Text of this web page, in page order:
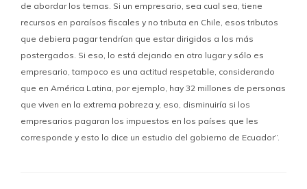
de abordar los temas. Si un empresario, sea cual sea, tiene
recursos en paraísos fiscales y no tributa en Chile, esos tributos
que debiera pagar tendrían que estar dirigidos a los más
postergados. Si eso, lo está dejando en otro lugar y sólo es
empresario, tampoco es una actitud respetable, considerando
que en América Latina, por ejemplo, hay 32 millones de personas
que viven en la extrema pobreza y, eso, disminuiría si los
empresarios pagaran los impuestos en los países que les
corresponde y esto lo dice un estudio del gobierno de Ecuador”.